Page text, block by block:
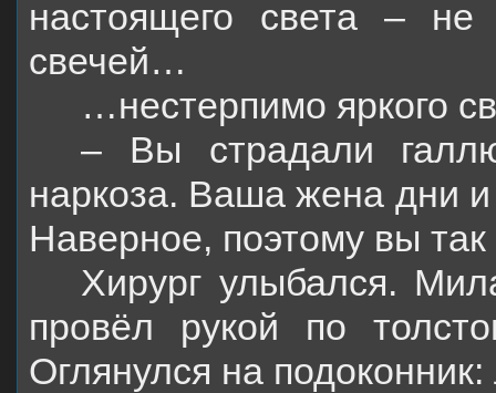
настоящего света – не
свечей…
…нестерпимо яркого
– Вы страдали
наркоза. Ваша жена дни
Наверное, поэтому вы
Хирург улыбался.
провёл рукой по
Оглянулся на